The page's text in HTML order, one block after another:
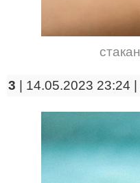
стакан
3 | 14.05.2023 23:24 |